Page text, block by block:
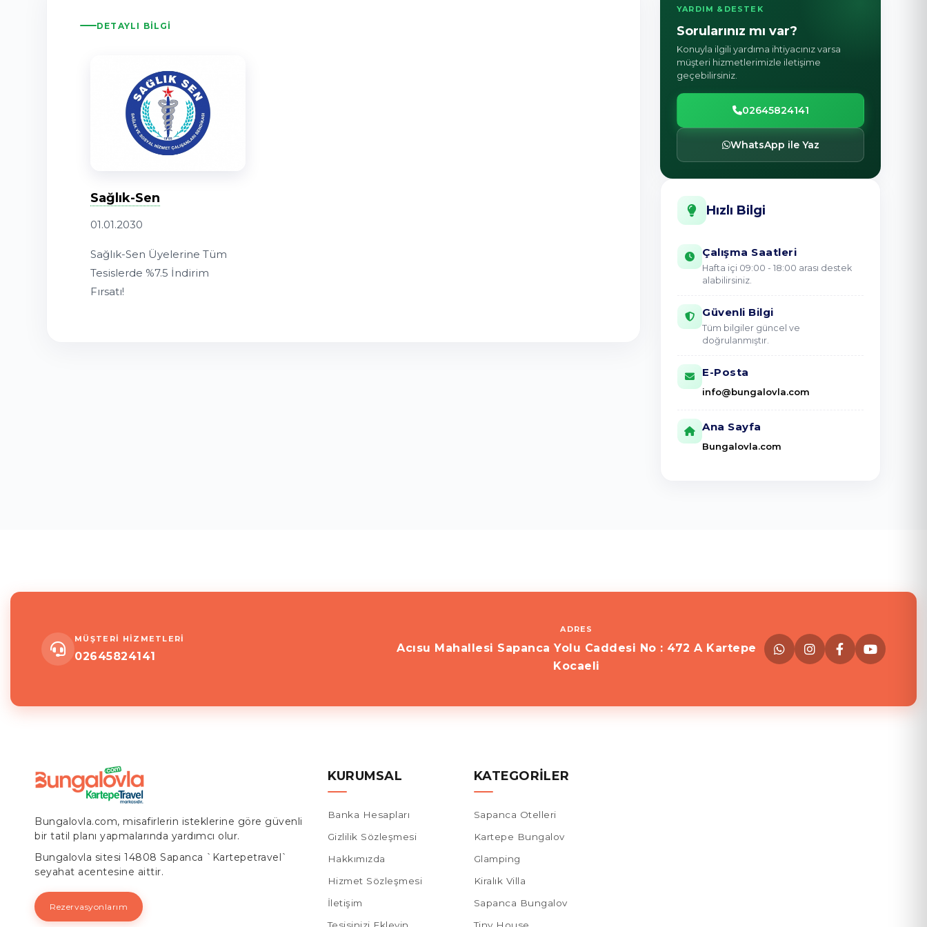
DETAYLI BILGI
Sağlık-Sen
01.01.2030
Sağlık-Sen Üyelerine Tüm
Tesislerde %7.5 İndirim
Fırsatı!
YARDIM &DESTEK
Sorularınız mı var?
Konuyla ilgili yardıma ihtiyacınız varsa
müşteri hizmetlerimizle iletişime
geçebilirsiniz.
02645824141
WhatsApp ile Yaz
Hızlı Bilgi
Çalışma Saatleri
Hafta içi 09:00 - 18:00 arası destek
alabilirsiniz.
Güvenli Bilgi
Tüm bilgiler güncel ve
doğrulanmıştır.
E-Posta
info@bungalovla.com
Ana Sayfa
Bungalovla.com
MÜŞTERİ HİZMETLERİ
02645824141
ADRES
Acısu Mahallesi Sapanca Yolu Caddesi No : 472 A Kartepe
Kocaeli
Bungalovla.com, misafirlerin isteklerine göre güvenli
bir tatil planı yapmalarında yardımcı olur.
Bungalovla sitesi 14808 Sapanca `Kartepetravel`
seyahat acentesine aittir.
Rezervasyonlarım
KURUMSAL
Banka Hesapları
Gizlilik Sözleşmesi
Hakkımızda
Hizmet Sözleşmesi
İletişim
KATEGORILER
Sapanca Otelleri
Kartepe Bungalov
Glamping
Kiralık Villa
Sapanca Bungalov